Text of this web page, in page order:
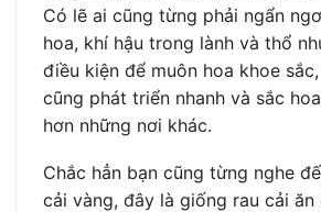
Có lẽ ai cũng từng phải ngẩn
hoa, khí hậu trong lành và thổ
điều kiện để muôn hoa khoe
cũng phát triển nhanh và sắc
hơn những nơi khác.
Chắc hẳn bạn cũng từng nghe
cải vàng, đây là giống rau cải